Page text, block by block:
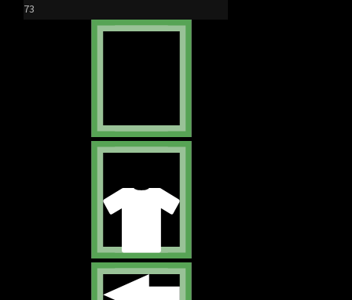
73